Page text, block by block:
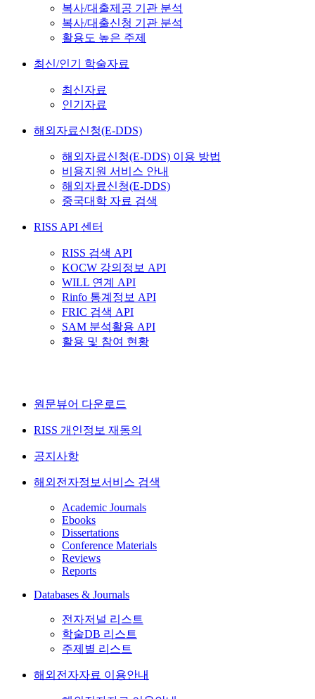
복사/대출제공 기관 분석
복사/대출신청 기관 분석
활용도 높은 주제
최신/인기 학술자료
최신자료
인기자료
해외자료신청(E-DDS)
해외자료신청(E-DDS) 이용 방법
비용지원 서비스 안내
해외자료신청(E-DDS)
중국대학 자료 검색
RISS API 센터
RISS 검색 API
KOCW 강의정보 API
WILL 연계 API
Rinfo 통계정보 API
FRIC 검색 API
SAM 분석활용 API
활용 및 참여 현황
원문뷰어 다운로드
RISS 개인정보 재동의
공지사항
해외전자정보서비스 검색
Academic Journals
Ebooks
Dissertations
Conference Materials
Reviews
Reports
Databases & Journals
전자저널 리스트
학술DB 리스트
주제별 리스트
해외전자자료 이용안내